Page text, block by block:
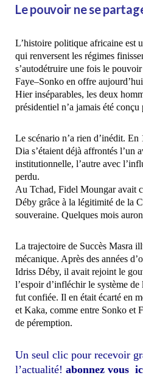
Le pouvoir ne se
L’histoire politique africaine est
qui renversent les régimes
s’autodétruire une fois le
Faye–Sonko en offre
Hier inséparables, les deux
présidentiel n’a jamais été
Le scénario n’a rien d’inédit.
Dia s’étaient déjà affrontés l’un
institutionnelle, l’autre avec
perdu.
Au Tchad, Fidel Moungar avait
Déby grâce à la légitimité de la
souveraine. Quelques mois
La trajectoire de Succès Masra
mécanique. Après des années
Idriss Déby, il avait rejoint le
l’espoir d’infléchir le système
fut confiée. Il en était écarté en
et Kaka, comme entre Sonko et
de péremption.
Un seul clic pour recevoir
l’actualité! abonnez vous